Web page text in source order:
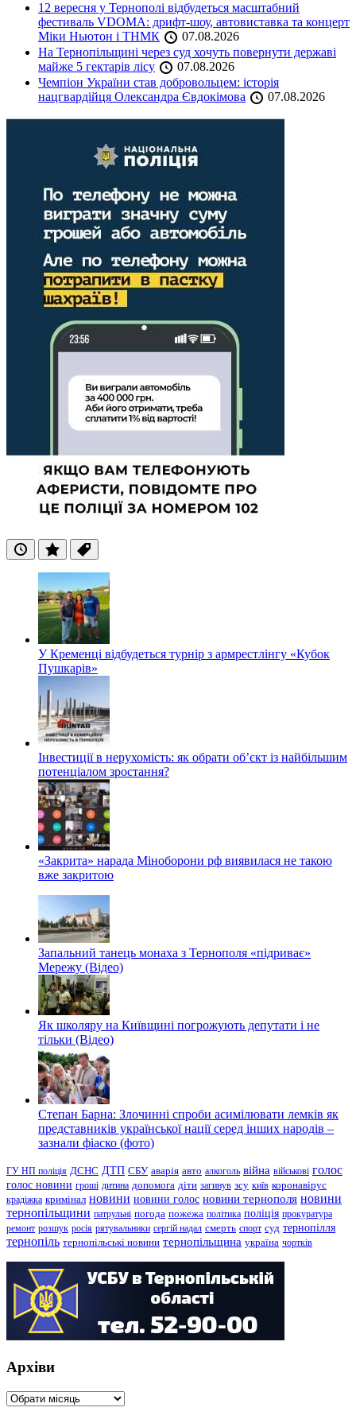
12 вересня у Тернополі відбудеться масштабний
фестиваль VDOMA: дрифт-шоу, автовиставка та концерт
Міки Ньютон і ТНМК
07.08.2026
На Тернопільщині через суд хочуть повернути державі
майже 5 гектарів лісу
07.08.2026
Чемпіон України став добровольцем: історія
нацгвардійця Олександра Євдокімова
07.08.2026
ОстанніПопулярні
Теги
У Кременці відбудеться турнір з армрестлінгу «Кубок
Пушкарів»
Інвестиції в нерухомість: як обрати об’єкт із найбільшим
потенціалом зростання?
«Закрита» нарада Міноборони рф виявилася не такою
вже закритою
Запальний танець монаха з Тернополя «підриває»
Мережу (Відео)
Як школяру на Київщині погрожують депутати і не
тільки (Відео)
Степан Барна: Злочинні спроби асимілювати лемків як
представників української нації серед інших народів –
зазнали фіаско (фото)
ГУ НП поліція ДСНС ДТП СБУ аварія авто алкоголь війна військові голос
голос новини гроші дитина допомога діти загинув зсу київ коронавірус
крадіжка кримінал новини новини голос новини тернополя новини
тернопільщини патрульні погода пожежа політика поліція прокуратура
ремонт розшук росія рятувальники сергій надал смерть спорт суд тернопілля
тернопіль тернопільські новини тернопільщина україна чортків
Архіви
Архіви